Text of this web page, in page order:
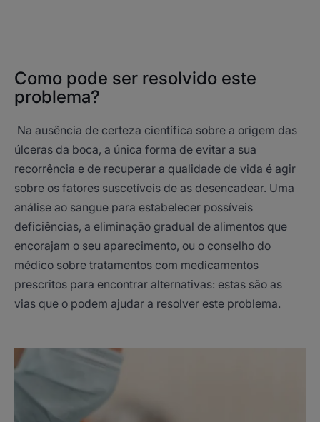
Como pode ser resolvido este
problema?
Na ausência de certeza científica sobre a origem das
úlceras da boca, a única forma de evitar a sua
recorrência e de recuperar a qualidade de vida é agir
sobre os fatores suscetíveis de as desencadear. Uma
análise ao sangue para estabelecer possíveis
deficiências, a eliminação gradual de alimentos que
encorajam o seu aparecimento, ou o conselho do
médico sobre tratamentos com medicamentos
prescritos para encontrar alternativas: estas são as
vias que o podem ajudar a resolver este problema.